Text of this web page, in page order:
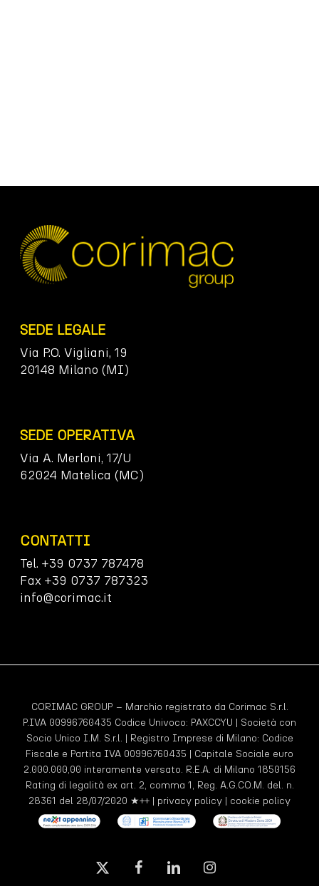
SEDE LEGALE
Via P.O. Vigliani, 19
20148 Milano (MI)
SEDE OPERATIVA
Via A. Merloni, 17/U
62024 Matelica (MC)
CONTATTI
Tel. +39 0737 787478
Fax +39 0737 787323
info@corimac.it
CORIMAC GROUP – Marchio registrato da Corimac S.r.l.
P.IVA 00996760435 Codice Univoco: PAXCCYU | Società con
Socio Unico I.M. S.r.l. | Registro Imprese di Milano: Codice
Fiscale e Partita IVA 00996760435 | Capitale Sociale euro
2.000.000,00 interamente versato. R.E.A. di Milano 1850156
Rating di legalità ex art. 2, comma 1, Reg. A.G.CO.M. del. n.
28361 del 28/07/2020 ★++ | privacy policy | cookie policy
x-
facebooklinkedin instagram